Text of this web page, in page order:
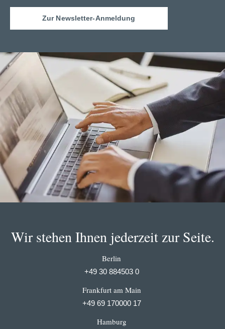
Zur Newsletter-Anmeldung
Wir stehen Ihnen jederzeit zur Seite.
Berlin
+49 30 884503 0
Frankfurt am Main
+49 69 170000 17
Hamburg